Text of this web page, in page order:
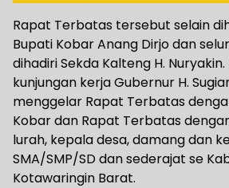
Rapat Terbatas tersebut selain
Bupati Kobar Anang Dirjo dan
dihadiri Sekda Kalteng H.
kunjungan kerja Gubernur H.
menggelar Rapat Terbatas
Kobar dan Rapat Terbatas
lurah, kepala desa, damang dan
SMA/SMP/SD dan sederajat se
Kotawaringin Barat.